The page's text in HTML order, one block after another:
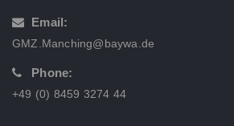
Email:
GMZ.Manching@baywa.de
Phone:
+49 (0) 8459 3274 44